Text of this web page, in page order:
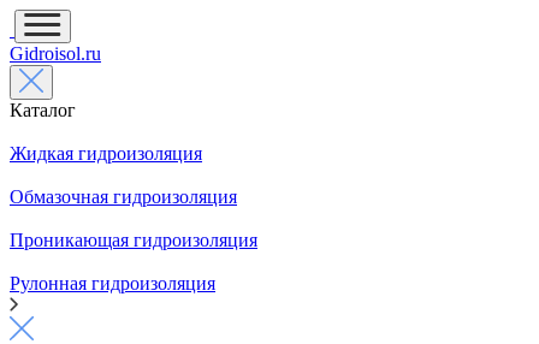
Gidroisol.ru
Каталог
Жидкая гидроизоляция
Обмазочная гидроизоляция
Проникающая гидроизоляция
Рулонная гидроизоляция